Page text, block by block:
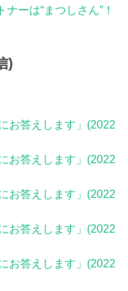
ーは“まつしさん”！
)
お答えします」(2022
お答えします」(2022
お答えします」(2022
お答えします」(2022
お答えします」(2022